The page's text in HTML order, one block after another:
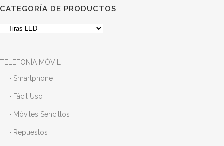
CATEGORÍA DE PRODUCTOS
TELEFONÍA MÓVIL
· Smartphone
· Fácil Uso
· Móviles Sencillos
· Repuestos